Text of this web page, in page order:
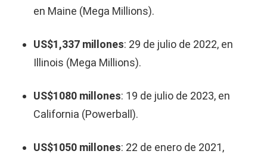
en Maine (Mega Millions).
US$1,337 millones: 29 de julio de 2022, en
Illinois (Mega Millions).
US$1080 millones: 19 de julio de 2023, en
California (Powerball).
US$1050 millones: 22 de enero de 2021,